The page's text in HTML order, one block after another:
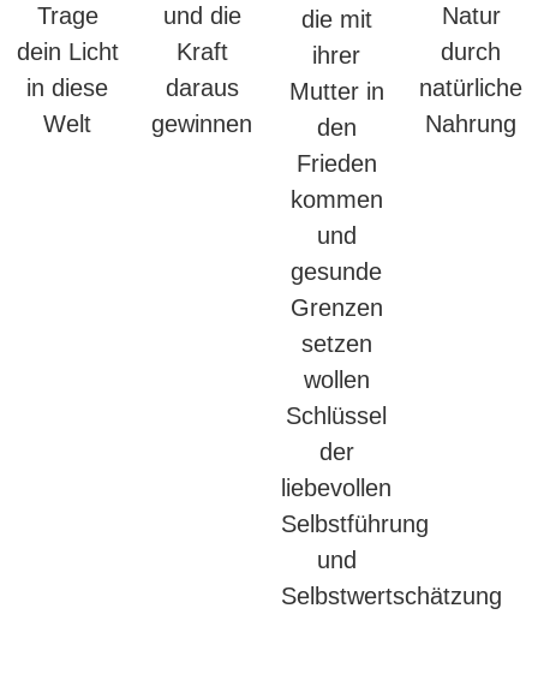
Trage
dein Licht
in diese
Welt
und die
Kraft
daraus
gewinnen
die mit
ihrer
Mutter in
den
Frieden
kommen
und
gesunde
Grenzen
setzen
wollen
Schlüssel
der
liebevollen
Selbstführung
und
Selbstwertschätzung
Natur
durch
natürliche
Nahrung